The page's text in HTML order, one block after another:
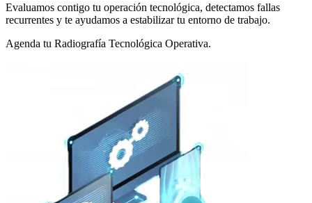
Evaluamos contigo tu operación tecnológica, detectamos fallas
recurrentes y te ayudamos a estabilizar tu entorno de trabajo.
Agenda tu Radiografía Tecnológica Operativa.